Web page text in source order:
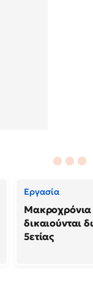
Εργασία
Μακροχρόνια
δικαιούνται
5ετίας